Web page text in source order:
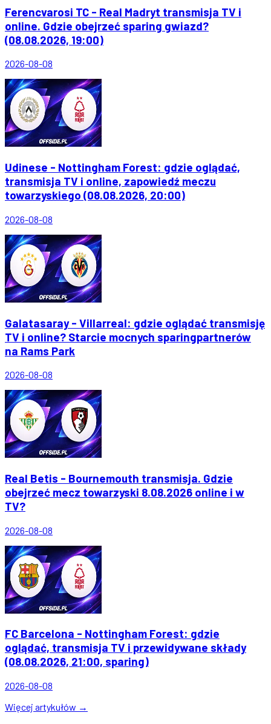
Ferencvarosi TC - Real Madryt transmisja TV i
online. Gdzie obejrzeć sparing gwiazd?
(08.08.2026, 19:00)
2026-08-08
Udinese - Nottingham Forest: gdzie oglądać,
transmisja TV i online, zapowiedź meczu
towarzyskiego (08.08.2026, 20:00)
2026-08-08
Galatasaray - Villarreal: gdzie oglądać transmisję
TV i online? Starcie mocnych sparingpartnerów
na Rams Park
2026-08-08
Real Betis - Bournemouth transmisja. Gdzie
obejrzeć mecz towarzyski 8.08.2026 online i w
TV?
2026-08-08
FC Barcelona - Nottingham Forest: gdzie
oglądać, transmisja TV i przewidywane składy
(08.08.2026, 21:00, sparing)
2026-08-08
Więcej artykułów →